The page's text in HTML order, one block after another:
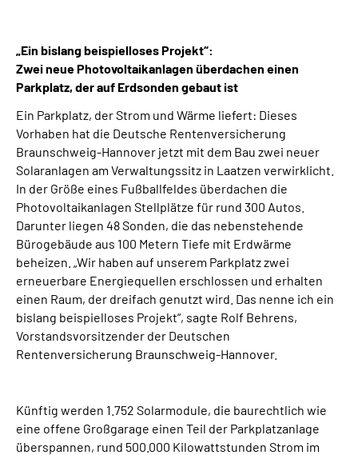
Online-Services
Inhalte in Gebärdensprache (DGS)
Leichte Sprache
Suche
Mein Kundenportal
„Ein bislang beispielloses Projekt“:
Zwei neue Photovoltaikanlagen überdachen einen
Parkplatz, der auf Erdsonden gebaut ist
Ein Parkplatz, der Strom und Wärme liefert: Dieses
Vorhaben hat die Deutsche Rentenversicherung
Braunschweig-Hannover jetzt mit dem Bau zwei neuer
Solaranlagen am Verwaltungssitz in Laatzen verwirklicht.
In der Größe eines Fußballfeldes überdachen die
Photovoltaikanlagen Stellplätze für rund 300 Autos.
Darunter liegen 48 Sonden, die das nebenstehende
Bürogebäude aus 100 Metern Tiefe mit Erdwärme
beheizen. „Wir haben auf unserem Parkplatz zwei
erneuerbare Energiequellen erschlossen und erhalten
einen Raum, der dreifach genutzt wird. Das nenne ich ein
bislang beispielloses Projekt“, sagte Rolf Behrens,
Vorstandsvorsitzender der Deutschen
Rentenversicherung Braunschweig-Hannover.
Künftig werden 1.752 Solarmodule, die baurechtlich wie
eine offene Großgarage einen Teil der Parkplatzanlage
überspannen, rund 500.000 Kilowattstunden Strom im